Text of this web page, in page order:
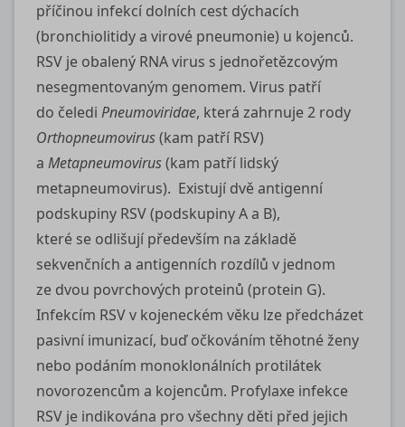
příčinou infekcí dolních cest dýchacích
(bronchiolitidy a virové pneumonie) u kojenců.
RSV je obalený RNA virus s jednořetězcovým
nesegmentovaným genomem. Virus patří
do čeledi Pneumoviridae, která zahrnuje 2 rody
Orthopneumovirus(kam patří RSV)
a Metapneumovirus(kam patří lidský
metapneumovirus). Existují dvě antigenní
podskupiny RSV (podskupiny A a B),
které se odlišují především na základě
sekvenčních a antigenních rozdílů v jednom
ze dvou povrchových proteinů (protein G).
Infekcím RSV v kojeneckém věku lze předcházet
pasivní imunizací, buď očkováním těhotné ženy
nebo podáním monoklonálních protilátek
novorozencům a kojencům. Profylaxe infekce
RSV je indikována pro všechny děti před jejich